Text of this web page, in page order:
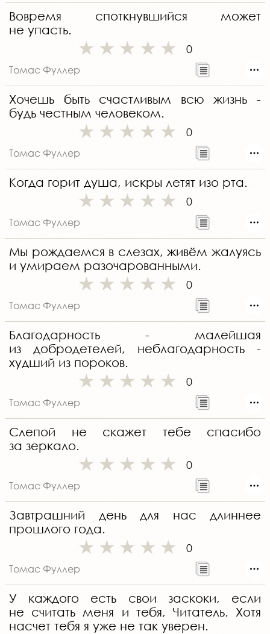
Вовремя споткнувшийся может
не упасть.
0
Томас Фуллер
Хочешь быть счастливым всю жизнь -
будь честным человеком.
0
Томас Фуллер
Когда горит душа, искры летят изо рта.
0
Томас Фуллер
Мы рождаемся в слезах, живём жалуясь
и умираем разочарованными.
0
Томас Фуллер
Благодарность - малейшая
из добродетелей, неблагодарность -
худший из пороков.
0
Томас Фуллер
Слепой не скажет тебе спасибо
за зеркало.
0
Томас Фуллер
Завтрашний день для нас длиннее
прошлого года.
0
Томас Фуллер
У каждого есть свои заскоки, если
не считать меня и тебя, Читатель. Хотя
насчет тебя я уже не так уверен.